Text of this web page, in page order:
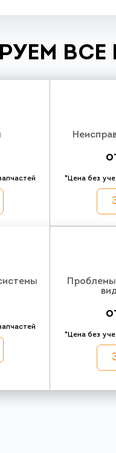
*Цена без
Проблемы
*Цена без